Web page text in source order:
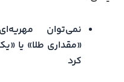
نمی‌توان
«مقداری طلا» یا
کرد